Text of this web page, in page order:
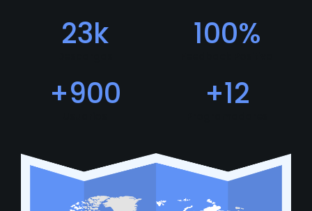
23k 100%
+900 +12